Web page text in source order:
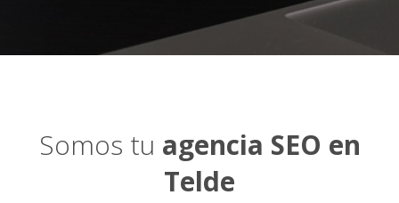
Somos tu agencia SEO en
Telde